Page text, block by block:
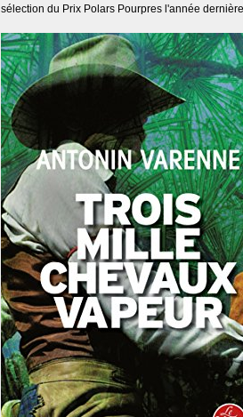
sélection du Prix Polars Pourpres l'année